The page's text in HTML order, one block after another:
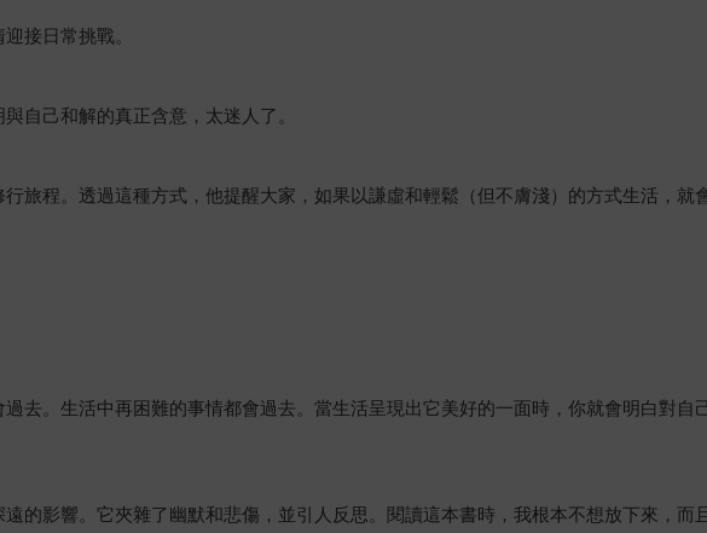
接日常挑戰。
自己和解的真正含意，太迷人了。
旅程。透過這種方式，他提醒大家，如果以謙虛和輕鬆（但不膚淺）的方式生活，就
去。生活中再困難的事情都會過去。當生活呈現出它美好的一面時，你就會明白對自
的影響。它夾雜了幽默和悲傷，並引人反思。閱讀這本書時，我根本不想放下來，而